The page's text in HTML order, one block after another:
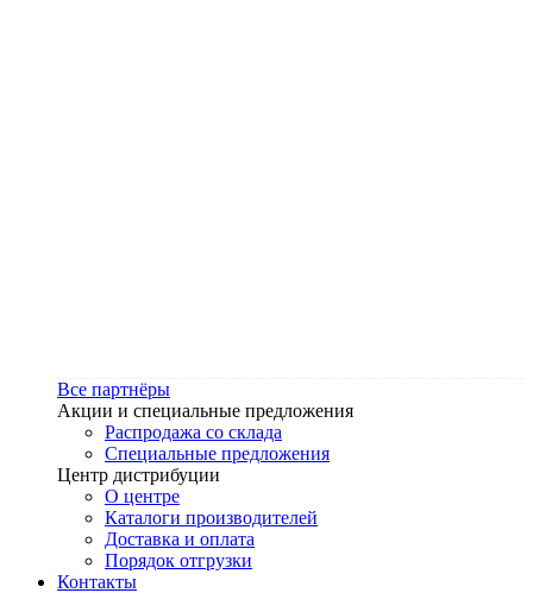
Все партнёры
Акции и специальные предложения
Распродажа со склада
Специальные предложения
Центр дистрибуции
О центре
Каталоги производителей
Доставка и оплата
Порядок отгрузки
Контакты